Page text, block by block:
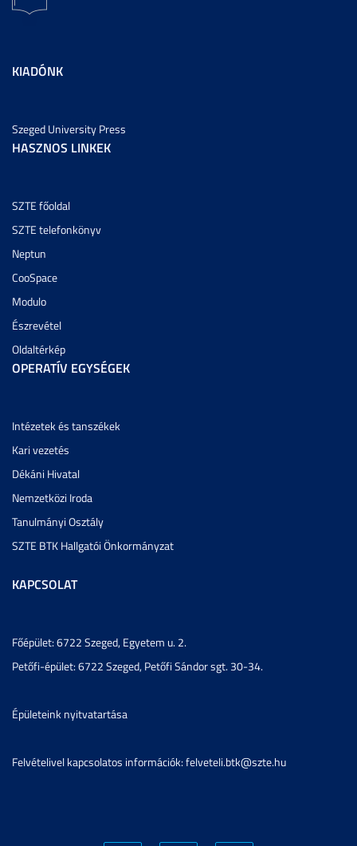
KIADÓNK
Szeged University Press
HASZNOS LINKEK
SZTE főoldal
SZTE telefonkönyv
Neptun
CooSpace
Modulo
Észrevétel
Oldaltérkép
OPERATÍV EGYSÉGEK
Intézetek és tanszékek
Kari vezetés
Dékáni Hivatal
Nemzetközi Iroda
Tanulmányi Osztály
SZTE BTK Hallgatói Önkormányzat
KAPCSOLAT
Főépület: 6722 Szeged, Egyetem u. 2.
Petőfi-épület: 6722 Szeged, Petőfi Sándor sgt. 30-34.
Épületeink nyitvatartása
Felvételivel kapcsolatos információk: felveteli.btk@szte.hu